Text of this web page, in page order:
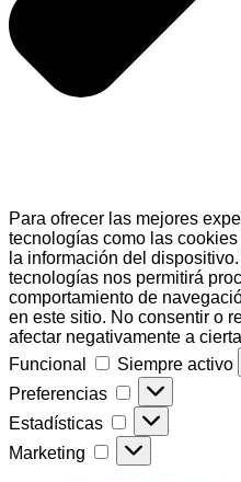
Para ofrecer las mejores
tecnologías como las
la información del
tecnologías nos permitirá
comportamiento de
en este sitio. No consentir o
afectar negativamente a
Funcional
Funcional
Siempre activo
Preferencias
Preferencias
Estadísticas Estadísticas
Marketing Marketing